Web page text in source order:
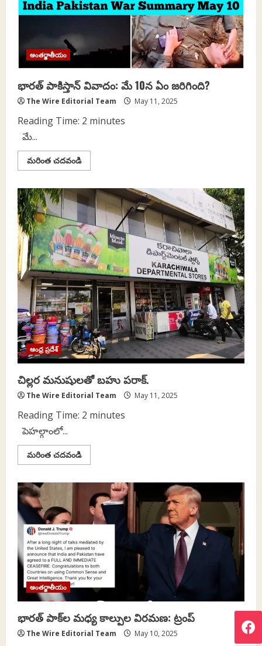
అంతర్జాతీయం
భారత్‌ పాకిస్తాన్‌ వివాదం: మే 10న ఏం జరిగింది?
The Wire Editorial Team May 11, 2025
Reading Time: 2 minutes
మే...
మరింత చదవండిRead
more
పాకిస్తాన్‌
వివాదం:
మే
10న
ఏం
జరిగింది?
ఆంధ్ర ప్రదేశ్
చిల్లర మనుషులతో బహు పరాక్.
The Wire Editorial Team May 11, 2025
Reading Time: 2 minutes
పెహల్గాంలో...
మరింత చదవండిRead
more
మనుషులతో
బహు
పరాక్.
అంతర్జాతీయం
భారత్‌ పాక్‌ల మధ్య కాల్పుల విరమణ: ట్రంప్‌
The Wire Editorial Team May 10, 2025